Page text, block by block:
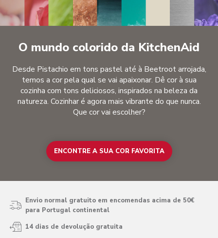
O mundo colorido da KitchenAid
Desde Pistachio em tons pastel até à Beetroot arrojada,
temos a cor pela qual se vai apaixonar. Dê cor à sua
cozinha com tons deliciosos, inspirados na beleza da
natureza. Cozinhar é agora mais vibrante do que nunca.
Que cor vai escolher?
ENCONTRE A SUA COR FAVORITA
Envio normal gratuito em encomendas acima de 50€
para Portugal continental
14 dias de devolução gratuita